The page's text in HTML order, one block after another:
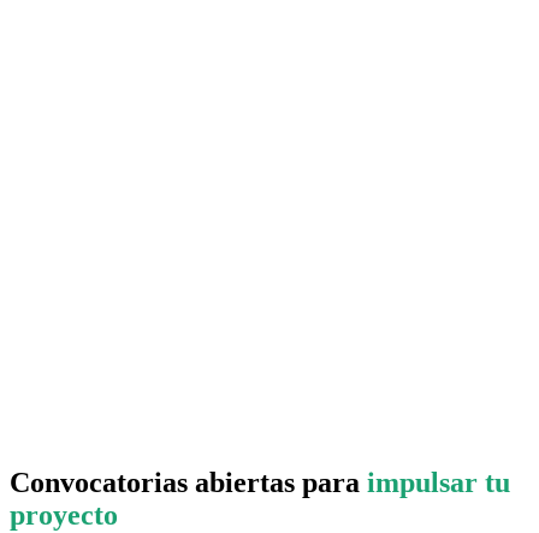
Convocatorias abiertas para impulsar tu
proyecto